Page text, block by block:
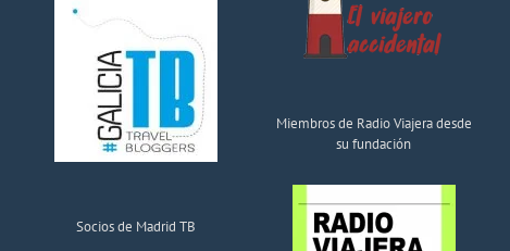
Socios de Madrid TB
Miembros de Radio Viajera desde
su fundación